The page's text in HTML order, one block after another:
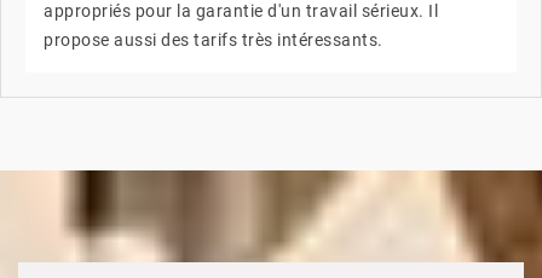
appropriés pour la garantie d'un travail sérieux. Il
propose aussi des tarifs très intéressants.